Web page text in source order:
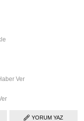
Ver
YORUM YAZ